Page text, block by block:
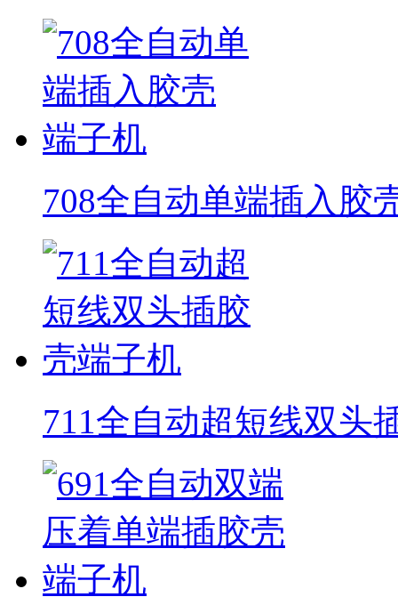
708全自动单端插入胶
711全自动超短线双头